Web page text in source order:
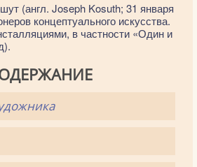
(англ. Joseph Kosuth; 31 января
концептуального искусства.
в частности «Один и